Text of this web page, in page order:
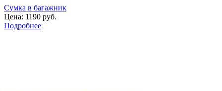
Сумка в багажник
Цена: 1190 руб.
Подробнее